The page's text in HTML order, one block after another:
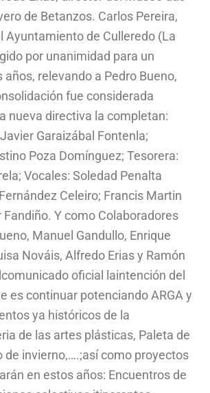
de Betanzos. Carlos Pereira,
Ayuntamiento de Culleredo (La
por unanimidad para un
relevando a Pedro Bueno,
fue considerada
nueva directiva la completan:
Garaizábal Fontenla;
Poza Domínguez; Tesorera:
Vocales: Soledad Penalta
Celeiro; Francis Martin
Fandiño. Y como Colaboradores
Manuel Gandullo, Enrique
Nováis, Alfredo Erias y Ramón
oficial laintención del
es continuar potenciando ARGA y
ya históricos de la
de las artes plásticas, Paleta de
de invierno,….;así como proyectos
en estos años: Encuentros de